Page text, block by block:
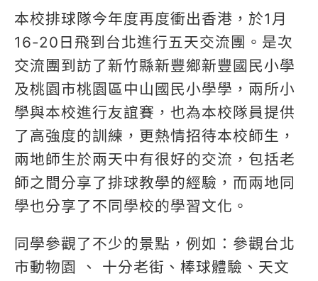
本校排球隊今年度再度衝出香港，於1月
16-20日飛到台北進行五天交流團。是次
交流團到訪了新竹縣新豐鄉新豐國⺠小學
及桃園市桃園區中山國⺠小學學，兩所小
學與本校進行友誼賽，也為本校隊員提供
了高強度的訓練，更熱情招待本校師生，
兩地師生於兩天中有很好的交流，包括老
師之間分享了排球教學的經驗，而兩地同
學也分享了不同學校的學習文化。
同學參觀了不少的景點，例如：參觀台北
市動物園 、 十分老街、棒球體驗、天文